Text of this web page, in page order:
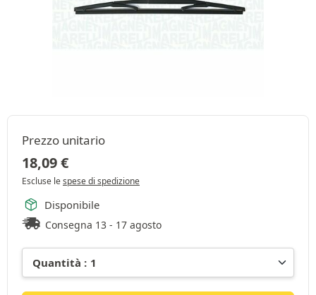
Prezzo unitario
18,09€
Escluse lespese di spedizione
Disponibile
Consegna 13 - 17 agosto